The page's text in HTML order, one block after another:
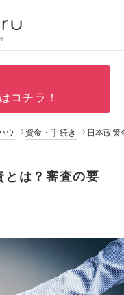
コチラ！
ウ 資金・手続き 日本政
とは？審査の要